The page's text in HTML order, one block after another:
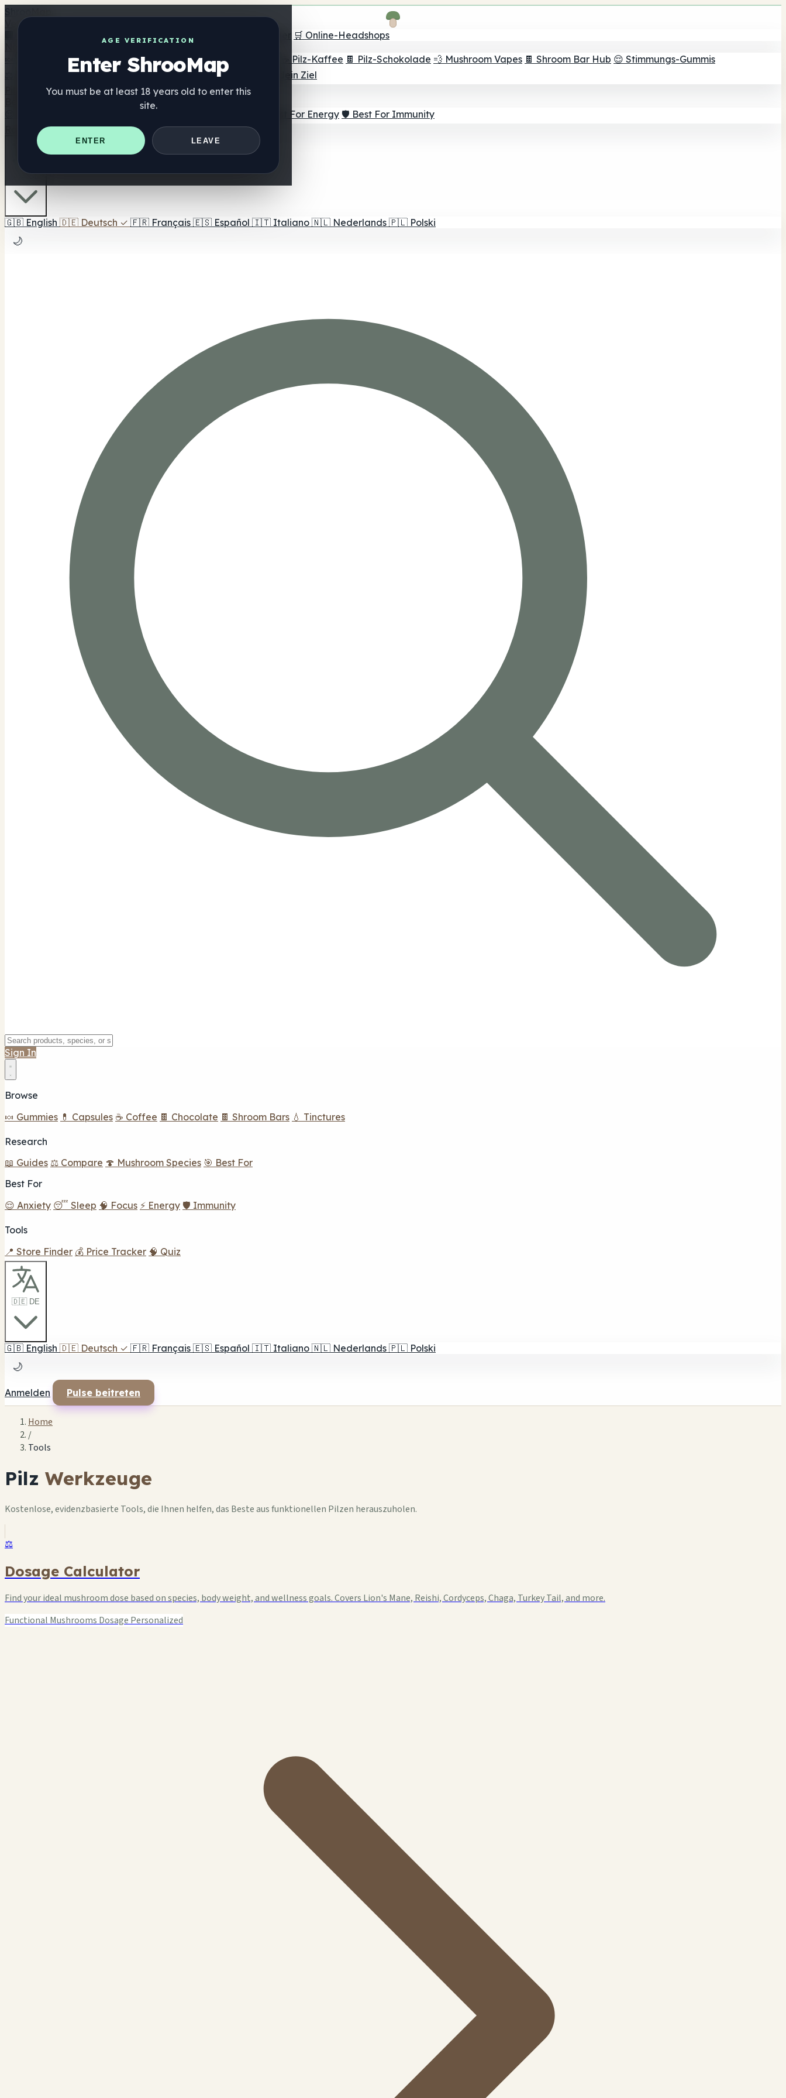
AGE VERIFICATION
Enter ShrooMap
You must be at least 18 years old to enter this
site.
ENTER LEAVE
Verzeichnis
📍 Headshop-Finder
🛒 Online-Headshops
🍬 Pilz-Gummis 💊 Pilz-Kapseln 💧 Pilz-Tinkturen 🫙 Pilz-Pulver ☕ Pilz-Kaffee 🍫 Pilz-Schokolade 💨 Mushroom Vapes 🍫 Shroom Bar Hub 😌 Stimmungs-Gummis
⚖️ Produkte vergleichen 💰 Angebote & Rabatte 🎯 Beste für dein Ziel
⚡ Best For Energy 🛡️ Best For Immunity
Ratgeber Quiz Blog In der Nähe
🇩🇪 DE
🇬🇧 English 🇩🇪 Deutsch ✓ 🇫🇷 Français 🇪🇸 Español 🇮🇹 Italiano 🇳🇱 Nederlands 🇵🇱 Polski
🌙
Sign In
Browse
🍬 Gummies 💊 Capsules ☕ Coffee 🍫 Chocolate 🍫 Shroom Bars 💧 Tinctures
Research
📖 Guides ⚖️ Compare 🍄 Mushroom Species 🎯 Best For
Best For
😌 Anxiety 😴 Sleep 🧠 Focus ⚡ Energy 🛡️ Immunity
Tools
📍 Store Finder 💰 Price Tracker 🧠 Quiz
🇩🇪 DE
🇬🇧 English 🇩🇪 Deutsch ✓ 🇫🇷 Français 🇪🇸 Español 🇮🇹 Italiano 🇳🇱 Nederlands 🇵🇱 Polski
🌙
Anmelden Pulse beitreten
Home
/
Tools
Pilz Werkzeuge
Kostenlose, evidenzbasierte Tools, die Ihnen helfen, das Beste aus funktionellen Pilzen herauszuholen.
⚖️
Dosage Calculator
Find your ideal mushroom dose based on species, body weight, and wellness goals. Covers Lion's Mane, Reishi, Cordyceps, Chaga, Turkey Tail, and more.
Functional Mushrooms Dosage Personalized